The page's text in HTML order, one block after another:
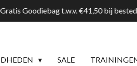
Goodiebag t.w.v. €41,50 bij
SALE